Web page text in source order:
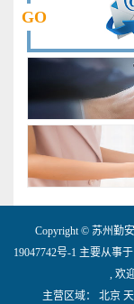
GO
Copyright © 苏州勤
19047742号-1 主要从事于
, 欢
主营区域： 北京